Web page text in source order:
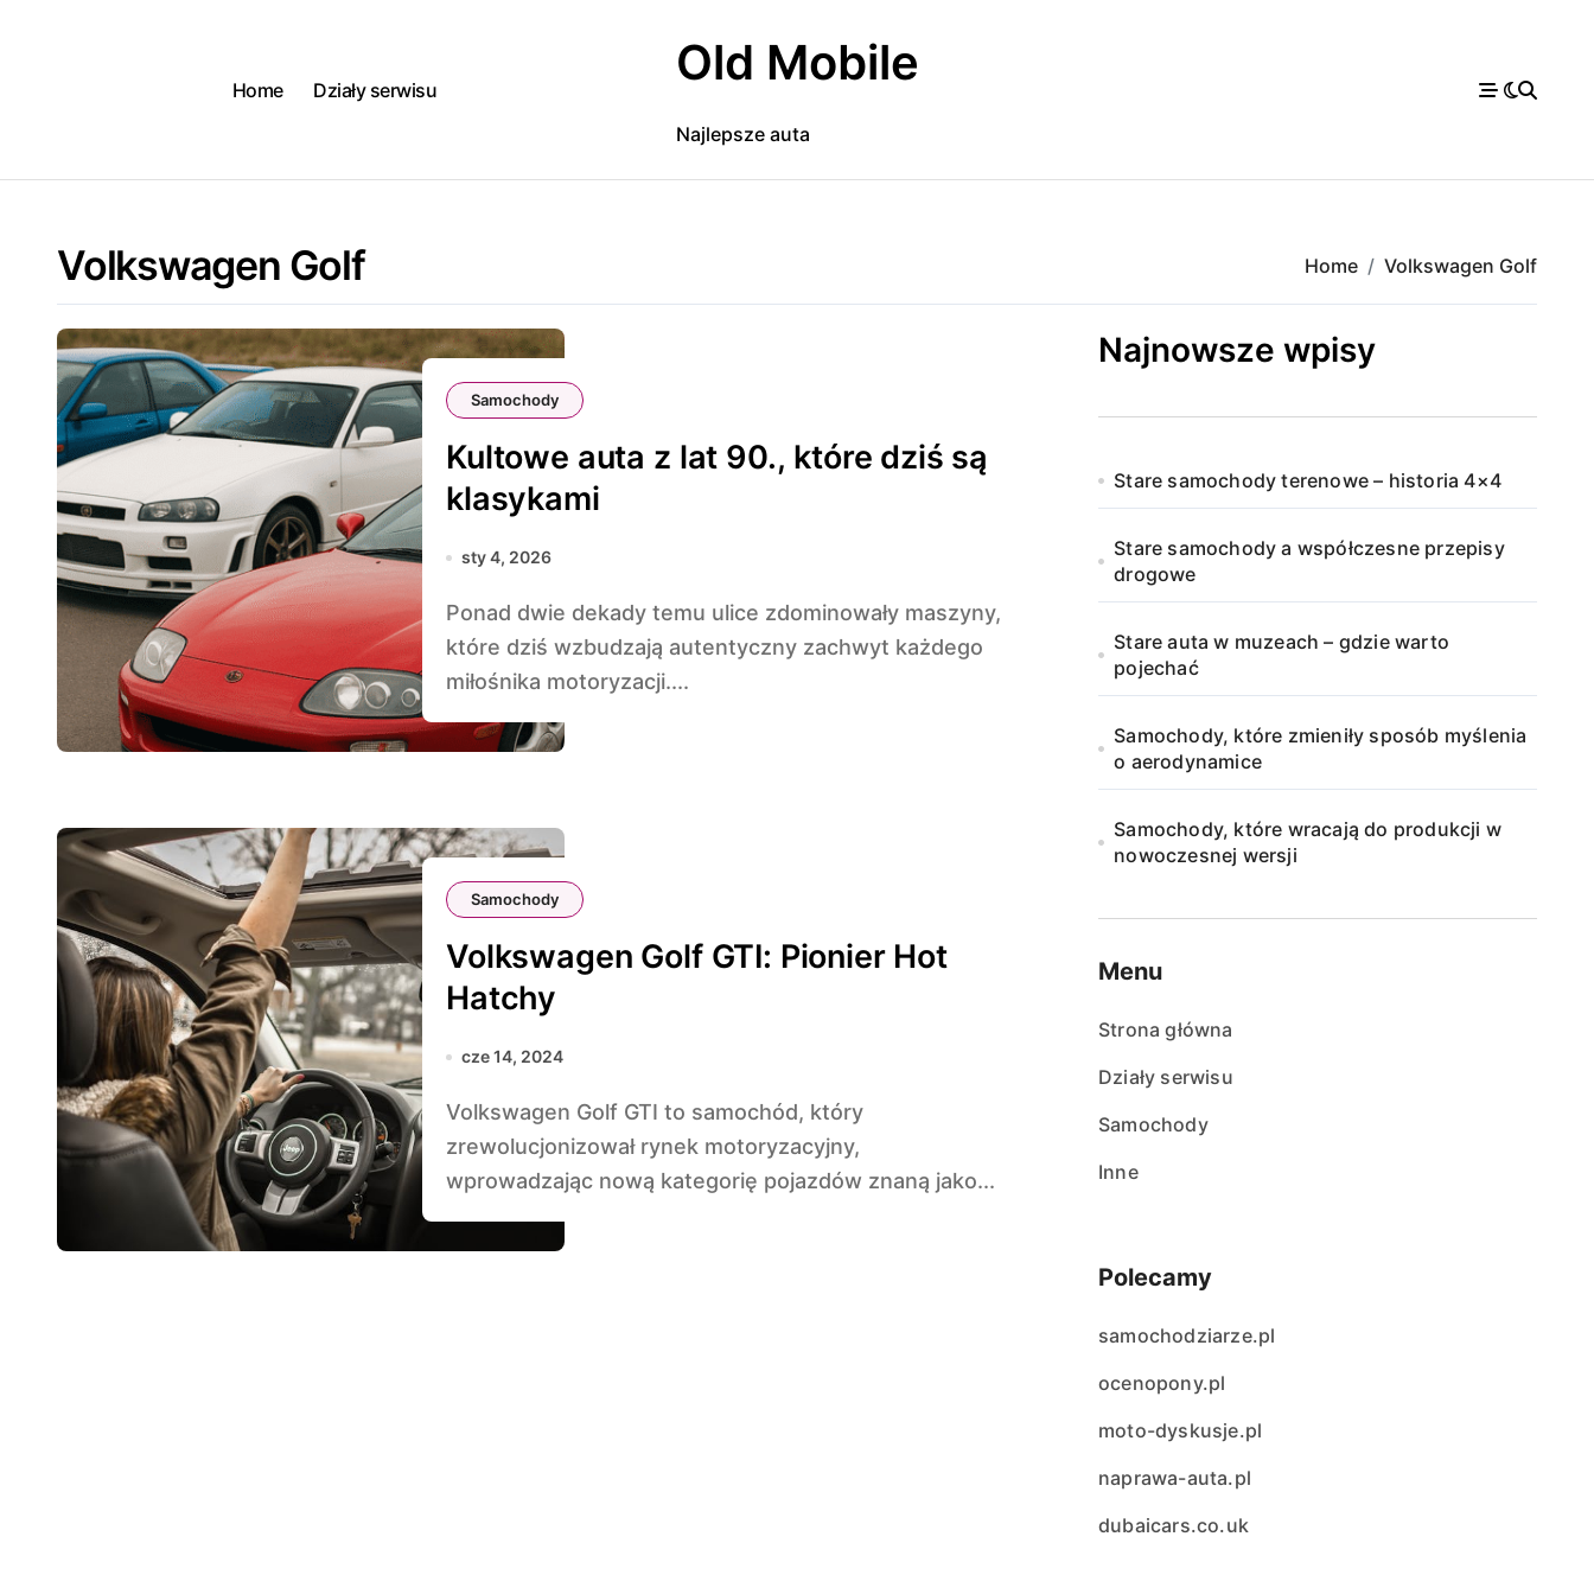
Home
Działy serwisu Old Mobile
Najlepsze auta
Volkswagen Golf Home Volkswagen Golf
Samochody
Kultowe auta z lat 90., które dziś są
klasykami
sty 4, 2026
Ponad dwie dekady temu ulice zdominowały maszyny,
które dziś wzbudzają autentyczny zachwyt każdego
miłośnika motoryzacji....
Samochody
Volkswagen Golf GTI: Pionier Hot
Hatchy
cze 14, 2024
Volkswagen Golf GTI to samochód, który
zrewolucjonizował rynek motoryzacyjny,
wprowadzając nową kategorię pojazdów znaną jako...
Najnowsze wpisy
Stare samochody terenowe – historia 4×4
Stare samochody a współczesne przepisy
drogowe
Stare auta w muzeach – gdzie warto
pojechać
Samochody, które zmieniły sposób myślenia
o aerodynamice
Samochody, które wracają do produkcji w
nowoczesnej wersji
Menu
Strona główna
Działy serwisu
Samochody
Inne
Polecamy
samochodziarze.pl
ocenopony.pl
moto-dyskusje.pl
naprawa-auta.pl
dubaicars.co.uk